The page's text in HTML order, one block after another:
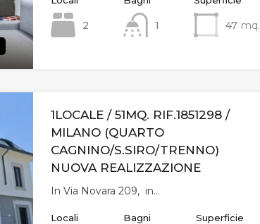
2 1 47 mq.
1LOCALE / 51MQ. RIF.1851298 /
MILANO (QUARTO
CAGNINO/S.SIRO/TRENNO)
NUOVA REALIZZAZIONE
In Via Novara 209, in…
Locali Bagni Superficie